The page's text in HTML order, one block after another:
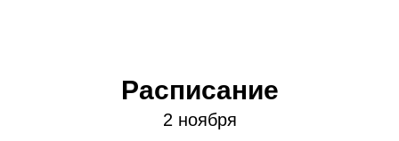
Расписание
2 ноября